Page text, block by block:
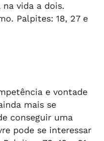
vida a dois.
Palpites: 18, 27 e
e vontade
mais se
conseguir uma
pode se interessar